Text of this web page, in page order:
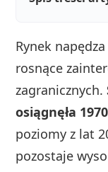
Rynek
rosnące
zagranicznych.
osiągnęła
poziomy z lat
pozostaje